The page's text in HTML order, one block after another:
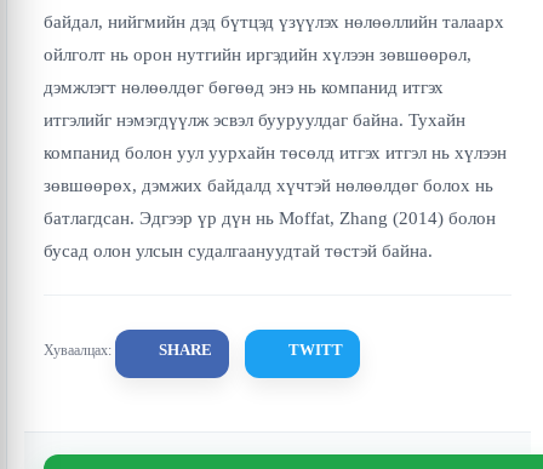
байдал, нийгмийн дэд бүтцэд үзүүлэх нөлөөллийн талаарх
ойлголт нь орон нутгийн иргэдийн хүлээн зөвшөөрөл,
дэмжлэгт нөлөөлдөг бөгөөд энэ нь компанид итгэх
итгэлийг нэмэгдүүлж эсвэл бууруулдаг байна. Тухайн
компанид болон уул уурхайн төсөлд итгэх итгэл нь хүлээн
зөвшөөрөх, дэмжих байдалд хүчтэй нөлөөлдөг болох нь
батлагдсан. Эдгээр үр дүн нь Moffat, Zhang (2014) болон
бусад олон улсын судалгаануудтай төстэй байна.
Хуваалцах: SHARE TWITT